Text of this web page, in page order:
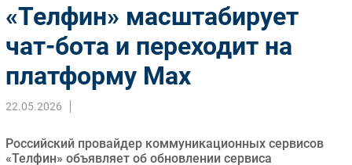
Импорто­замещение
Автоматизация Промышленности
Интернет
Мобильная связь
Фиксированная связь
Интеграция
Рынок ПК
«Телфин» масштабирует
чат-бота и переходит на
платформу Max
22.05.2026
Российский провайдер коммуникационных сервисов
«Телфин» объявляет об обновлении сервиса